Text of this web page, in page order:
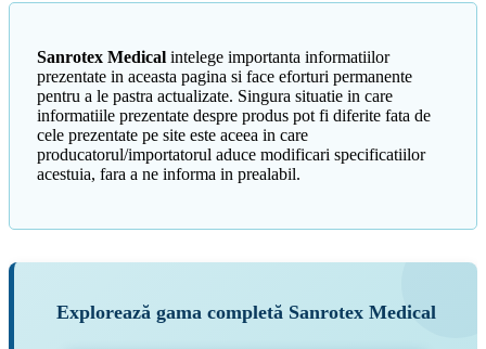
Sanrotex Medical intelege importanta informatiilor
prezentate in aceasta pagina si face eforturi permanente
pentru a le pastra actualizate. Singura situatie in care
informatiile prezentate despre produs pot fi diferite fata de
cele prezentate pe site este aceea in care
producatorul/importatorul aduce modificari specificatiilor
acestuia, fara a ne informa in prealabil.
Explorează gama completă Sanrotex Medical